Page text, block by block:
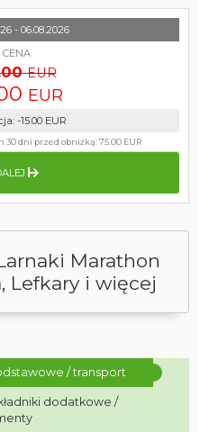
Marathon
Lefkary i więcej
/ transport
dodatkowe /
- 06.08.2026
CENA
EUR
EUR
: -15.00 EUR
30 dni przed obniżką:75.00 EUR